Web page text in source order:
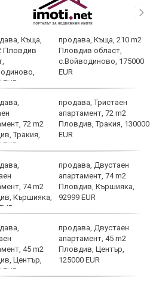
продава, Къща, 210 m2
Пловдив област,
с.Войводиново, 175000
EUR
продава, Тристаен
апартамент, 72 m2
Пловдив, Тракия, 130000
EUR
продава, Двустаен
апартамент, 74 m2
Пловдив, Кършияка,
92999 EUR
продава, Двустаен
апартамент, 45 m2
Пловдив, Център,
125000 EUR